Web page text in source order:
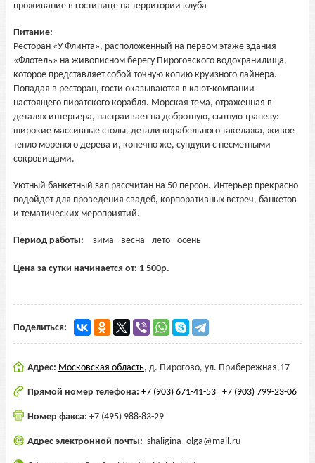
проживание в гостинице на территории клуба
Питание:
Ресторан «У Флинта», расположенный на первом этаже здания
«Флотель» на живописном берегу Пироговского водохранилища,
которое представляет собой точную копию круизного лайнера.
Попадая в ресторан, гости оказываются в кают-компании
настоящего пиратского корабля. Морская тема, отраженная в
деталях интерьера, настраивает на добротную, сытную трапезу:
широкие массивные столы, детали корабельного такелажа, живое
тепло мореного дерева и, конечно же, сундуки с несметными
сокровищами.
Уютный банкетный зал рассчитан на 50 персон. Интерьер прекрасно
подойдет для проведения свадеб, корпоративных встреч, банкетов
и тематических мероприятий.
Период работы: зима весна лето осень
Цена за сутки начинается от: 1 500р.
Поделиться:
Адрес: Московская область, д. Пирогово, ул. Прибережная,17
Прямой номер телефона: +7 (903) 671-41-53 +7 (903) 799-23-06
Номер факса: +7 (495) 988-83-29
Адрес электронной почты: shaligina_olga@mail.ru